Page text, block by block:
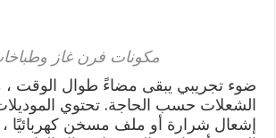
مكونات فرن غاز
ضوء تجريبي يبقى مضاءً طوال الوقت
الشعلات حسب الحاجة. تحتوي
إشعال شرارة أو ملف مسخن